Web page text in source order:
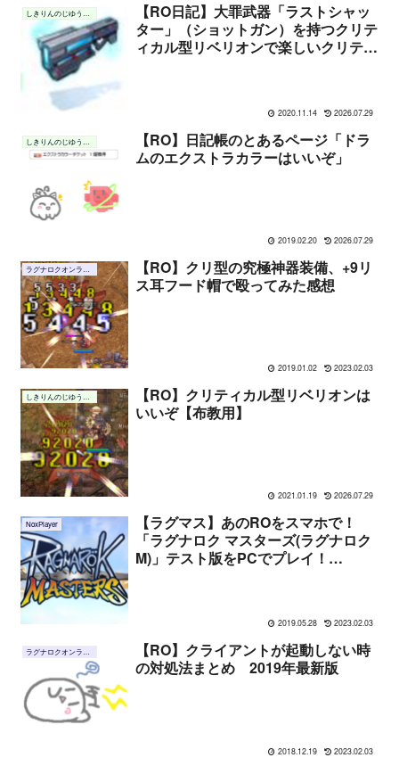
しきりんのじゆうちょう
【RO日記】大罪武器「ラストシャッ
ター」（ショットガン）を持つクリテ
ィカル型リベリオンで楽しいクリティ
2020.11.14 2026.07.29
【RO】日記帳のとあるページ「ドラ
ムのエクストラカラーはいいぞ」
2019.02.20 2026.07.29
【RO】クリ型の究極神器装備、+9リ
ス耳フード帽で殴ってみた感想
2019.01.02 2023.02.03
【RO】クリティカル型リベリオンは
いいぞ【布教用】
2021.01.19 2026.07.29
NoxPlayer
【ラグマス】あのROをスマホで！
「ラグナロク マスターズ(ラグナロク
M)」テスト版をPCでプレイ！
2019.05.28 2023.02.03
ラグナロクオンライン
【RO】クライアントが起動しない時
の対処法まとめ 2019年最新版
2018.12.19 2023.02.03